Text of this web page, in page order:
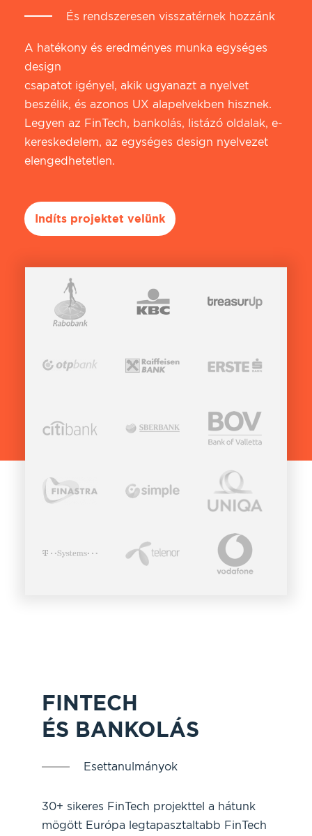
És rendszeresen visszatérnek hozzánk
A hatékony és eredményes munka egységes
design
csapatot igényel, akik ugyanazt a nyelvet
beszélik, és azonos UX alapelvekben hisznek.
Legyen az FinTech, bankolás, listázó oldalak, e-
kereskedelem, az egységes design nyelvezet
elengedhetetlen.
Indíts projektet velünk
FINTECH
ÉS BANKOLÁS
Esettanulmányok
30+ sikeres FinTech projekttel a hátunk
mögött Európa legtapasztaltabb FinTech